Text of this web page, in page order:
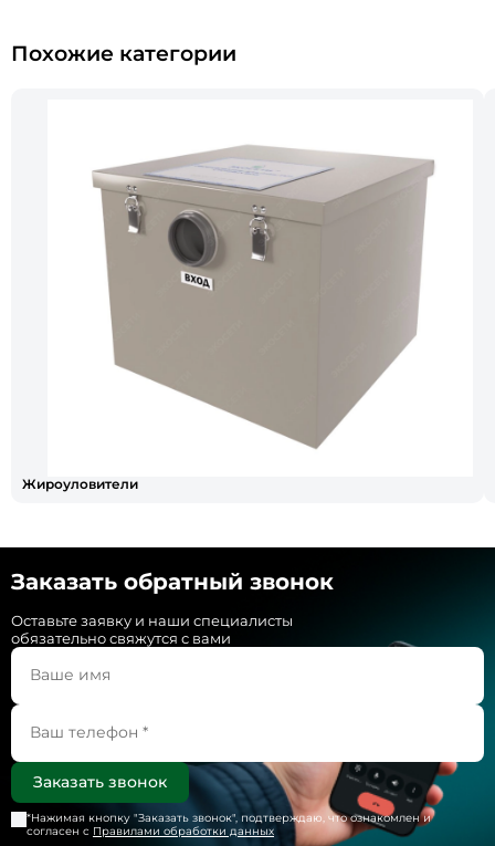
Похожие категории
Жироуловители
Заказать обратный звонок
Оставьте заявку и наши специалисты
обязательно свяжутся с вами
*Нажимая кнопку "Заказать звонок", подтверждаю, что ознакомлен и
согласен с Правилами обработки данных